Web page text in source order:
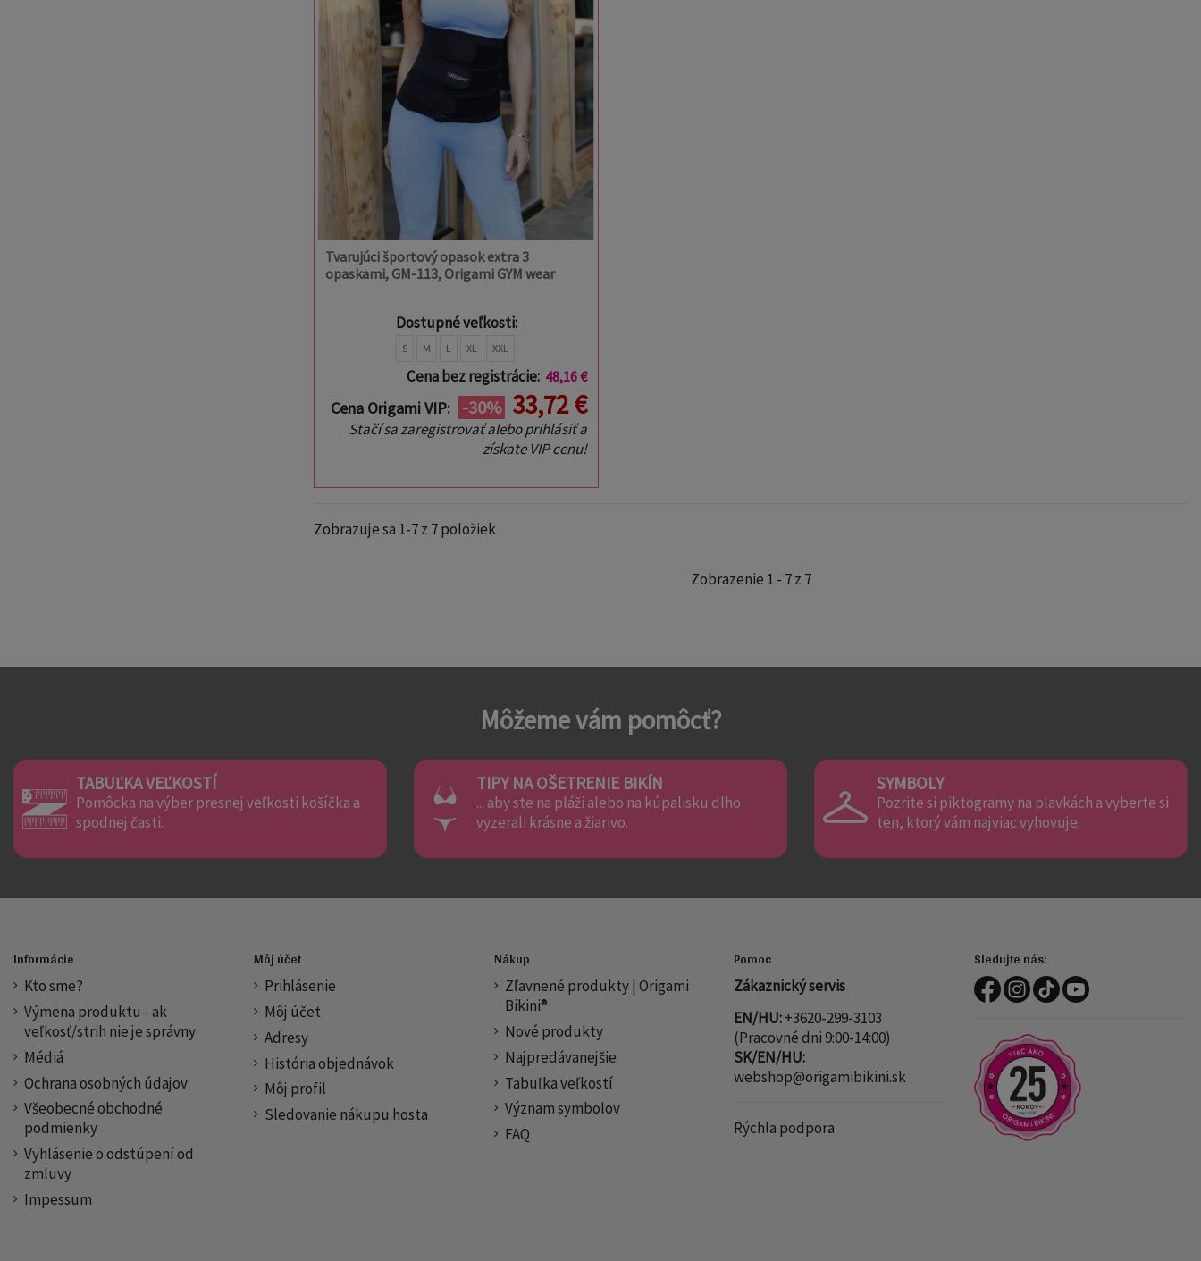
Tvarujúci športový opasok extra 3
opaskami, GM-113, Origami GYM wear
Dostupné veľkosti:
S M L XL XXL
Cena bez registrácie: 48,16 €
Cena Origami VIP: -30% 33,72 €
Stačí sa zaregistrovať alebo prihlásiť a
získate VIP cenu!
Zobrazuje sa 1-7 z 7 položiek
Zobrazenie 1 - 7 z 7
Môžeme vám pomôcť?
TABUĽKA VEĽKOSTÍ
Pomôcka na výber presnej veľkosti košíčka a
spodnej časti.
TIPY NA OŠETRENIE BIKÍN
... aby ste na pláži alebo na kúpalisku dlho
vyzerali krásne a žiarivo.
SYMBOLY
Pozrite si piktogramy na plavkách a vyberte si
ten, ktorý vám najviac vyhovuje.
Informácie
Kto sme?
Výmena produktu - ak
veľkosť/strih nie je správny
Médiá
Ochrana osobných údajov
Všeobecné obchodné
podmienky
Vyhlásenie o odstúpení od
zmluvy
Impessum
Môj účet
Prihlásenie
Môj účet
Adresy
História objednávok
Môj profil
Sledovanie nákupu hosta
Nákup
Zľavnené produkty | Origami
Bikini®
Nové produkty
Najpredávanejšie
Tabuľka veľkostí
Význam symbolov
FAQ
Pomoc
Zákaznický servis
EN/HU:+3620-299-3103
(Pracovné dni 9:00-14:00)
SK/EN/HU:
webshop@origamibikini.sk
Rýchla podpora
Sledujte nás: